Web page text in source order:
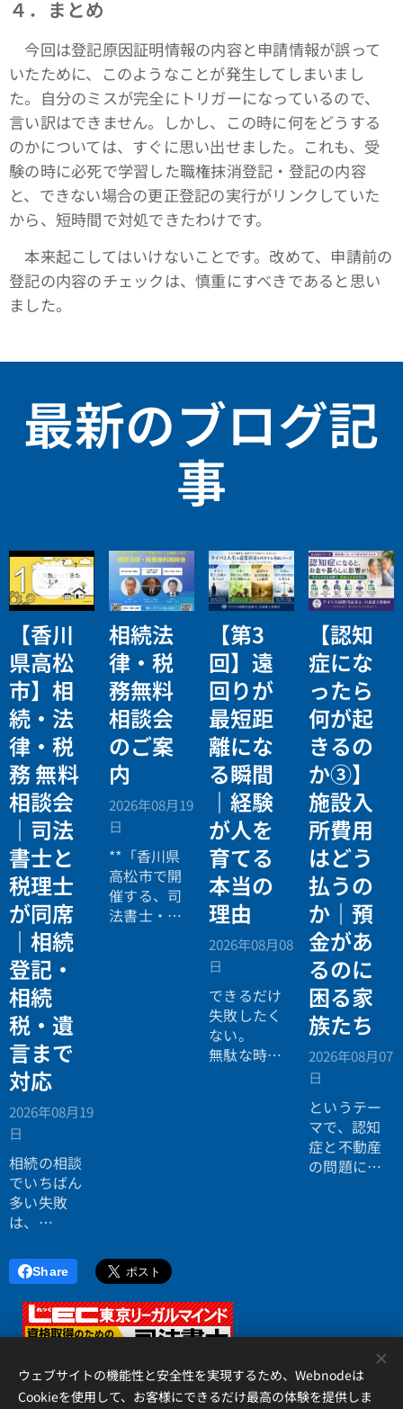
４．まとめ
今回は登記原因証明情報の内容と申請情報が誤って
いたために、このようなことが発生してしまいまし
た。自分のミスが完全にトリガーになっているので、
言い訳はできません。しかし、この時に何をどうする
のかについては、すぐに思い出せました。これも、受
験の時に必死で学習した職権抹消登記・登記の内容
と、できない場合の更正登記の実行がリンクしていた
から、短時間で対処できたわけです。
本来起こしてはいけないことです。改めて、申請前の
登記の内容のチェックは、慎重にすべきであると思い
ました。
最新のブログ記
事
【香川
県高松
市】相
続・法
律・税
務 無料
相談会
｜司法
書士と
税理士
が同席
｜相続
登記・
相続
税・遺
言まで
対応
2026年08月19
日
相続の相談
でいちばん
多い失敗
は、
行ったら登
記の話がで
きず、司法
書士に行っ
たら税金が
い」ことで
す。
相続法
律・税
務無料
相談会
のご案
内
2026年08月19
日
**「香川県
高松市で開
催する、司
法書士・税
【第3
回】遠
回りが
最短距
離にな
る瞬間
｜経験
が人を
育てる
本当の
理由
2026年08月08
日
できるだけ
失敗したく
ない。
無駄な時間
【認知
症にな
ったら
何が起
きるの
か③】
施設入
所費用
はどう
払うの
か｜預
金があ
るのに
困る家
族たち
2026年08月07
日
というテー
マで、認知
症と不動産
の問題につ
Share
ウェブサイトの機能性と安全性を実現するため、Webnodeは
Cookieを使用して、お客様にできるだけ最高の体験を提供しま